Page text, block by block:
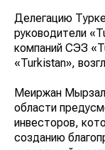
Делегацию
руководители
компаний СЭЗ
«Turkistan»,
Меиржан
области
инвесторов,
созданию